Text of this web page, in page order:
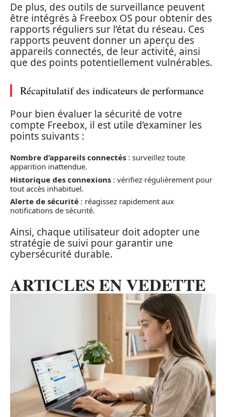
De plus, des outils de surveillance peuvent
être intégrés à Freebox OS pour obtenir des
rapports réguliers sur l’état du réseau. Ces
rapports peuvent donner un aperçu des
appareils connectés, de leur activité, ainsi
que des points potentiellement vulnérables.
Récapitulatif des indicateurs de performance
Pour bien évaluer la sécurité de votre
compte Freebox, il est utile d’examiner les
points suivants :
Nombre d’appareils connectés : surveillez toute
apparition inattendue.
Historique des connexions : vérifiez régulièrement pour
tout accès inhabituel.
Alerte de sécurité : réagissez rapidement aux
notifications de sécurité.
Ainsi, chaque utilisateur doit adopter une
stratégie de suivi pour garantir une
cybersécurité durable.
ARTICLES EN VEDETTE